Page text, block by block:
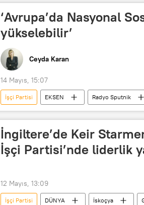
‘Avrupa’da Nasyonal
yükselebilir’
Ceyda Karan
14 Mayıs, 15:07
İşçi Partisi EKSEN Radyo Sputnik
Andy Burnham
Keir Starmer
İngiltere’de Keir
İşçi Partisi’nde liderlik
12 Mayıs, 13:09
İşçi Partisi DÜNYA İskoçya